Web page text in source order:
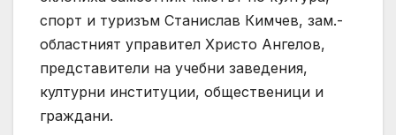
спорт и туризъм Станислав Кимчев, зам.-
областният управител Христо Ангелов,
представители на учебни заведения,
културни институции, общественици и
граждани.